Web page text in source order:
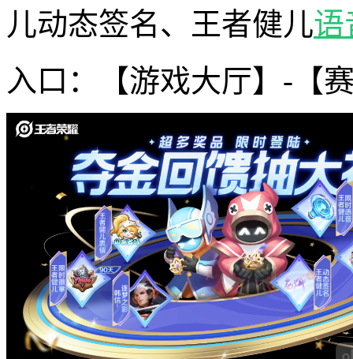
儿动态签名、王者健儿语
入口：【游戏大厅】-【